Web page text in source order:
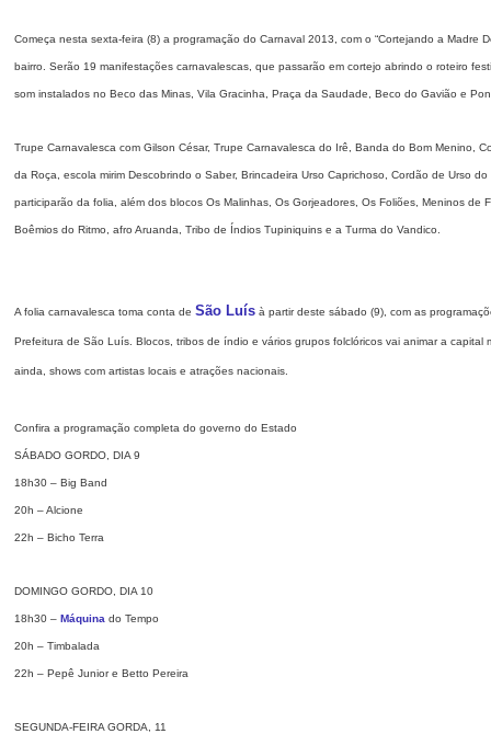
Começa nesta sexta-feira (8) a programação do Carnaval 2013, com o “Cortejando a Madre
bairro. Serão 19 manifestações carnavalescas, que passarão em cortejo abrindo o roteiro
som instalados no Beco das Minas, Vila Gracinha, Praça da Saudade, Beco do Gavião e
Trupe Carnavalesca com Gilson César, Trupe Carnavalesca do Irê, Banda do Bom Menino,
da Roça, escola mirim Descobrindo o Saber, Brincadeira Urso Caprichoso, Cordão de Urso
participarão da folia, além dos blocos Os Malinhas, Os Gorjeadores, Os Foliões, Meninos de
Boêmios do Ritmo, afro Aruanda, Tribo de Índios Tupiniquins e a Turma do Vandico.
A folia carnavalesca toma conta de São Luísà partir deste sábado (9), com as
Prefeitura de São Luís. Blocos, tribos de índio e vários grupos folclóricos vai animar a capital
ainda, shows com artistas locais e atrações nacionais.
Confira a programação completa do governo do Estado
SÁBADO GORDO, DIA 9
18h30 – Big Band
20h – Alcione
22h – Bicho Terra
DOMINGO GORDO, DIA 10
18h30 – Máquina do Tempo
20h – Timbalada
22h – Pepê Junior e Betto Pereira
SEGUNDA-FEIRA GORDA, 11